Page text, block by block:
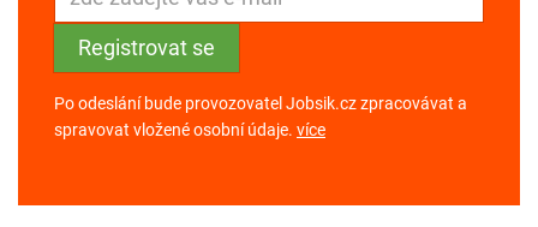
Po odeslání bude provozovatel Jobsik.cz zpracovávat a
spravovat vložené osobní údaje. více